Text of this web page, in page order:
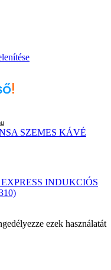
SZEMES KÁVÉ
INDUKCIÓS
ezek használatát